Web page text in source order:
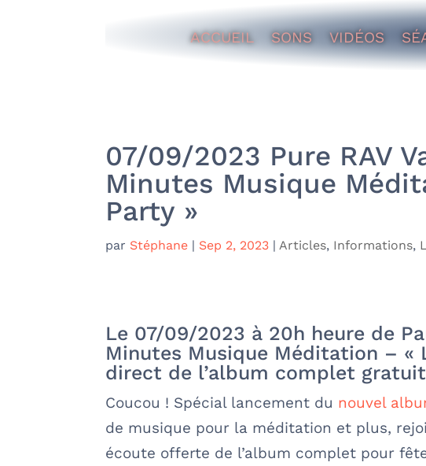
ACCUEIL SONS VIDÉOS
07/09/2023 Pure RAV
Minutes Musique
Party »
par Stéphane | Sep 2, 2023 |Articles, Informations,
Le 07/09/2023 à 20h heure de
Minutes Musique Méditation – «
direct de l’album complet
Coucou ! Spécial lancement du nouvel
de musique pour la méditation et plus,
écoute offerte de l’album complet pour